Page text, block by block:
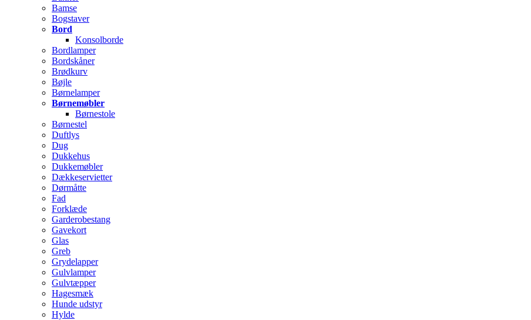
Bamse
Bogstaver
Bord
Konsolborde
Bordlamper
Bordskåner
Brødkurv
Bøjle
Børnelamper
Børnemøbler
Børnestole
Børnestel
Duftlys
Dug
Dukkehus
Dukkemøbler
Dækkeservietter
Dørmåtte
Fad
Forklæde
Garderobestang
Gavekort
Glas
Greb
Grydelapper
Gulvlamper
Gulvtæpper
Hagesmæk
Hunde udstyr
Hylde